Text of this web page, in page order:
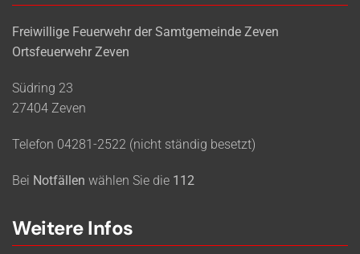
Freiwillige Feuerwehr der Samtgemeinde Zeven
Ortsfeuerwehr Zeven
Südring 23
27404 Zeven
Telefon 04281-2522 (nicht ständig besetzt)
Bei Notfällen wählen Sie die 112
Weitere Infos